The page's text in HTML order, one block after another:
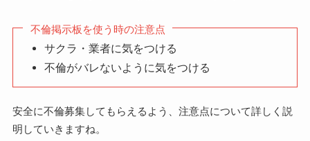
不倫掲示板を使う時の注意点
サクラ・業者に気をつける
不倫がバレないように気をつける
安全に不倫募集してもらえるよう、注意点について詳しく説
明していきますね。